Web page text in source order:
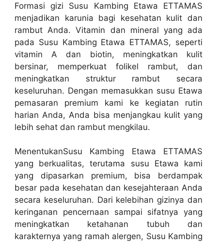
Formasi gizi Susu Kambing Etawa ETTAMAS
menjadikan karunia bagi kesehatan kulit dan
rambut Anda. Vitamin dan mineral yang ada
pada Susu Kambing Etawa ETTAMAS, seperti
vitamin A dan biotin, meningkatkan kulit
bersinar, memperkuat folikel rambut, dan
meningkatkan struktur rambut secara
keseluruhan. Dengan memasukkan susu Etawa
pemasaran premium kami ke kegiatan rutin
harian Anda, Anda bisa menjangkau kulit yang
lebih sehat dan rambut mengkilau.
MenentukanSusu Kambing Etawa ETTAMAS
yang berkualitas, terutama susu Etawa kami
yang dipasarkan premium, bisa berdampak
besar pada kesehatan dan kesejahteraan Anda
secara keseluruhan. Dari kelebihan gizinya dan
keringanan pencernaan sampai sifatnya yang
meningkatkan ketahanan tubuh dan
karakternya yang ramah alergen, Susu Kambing